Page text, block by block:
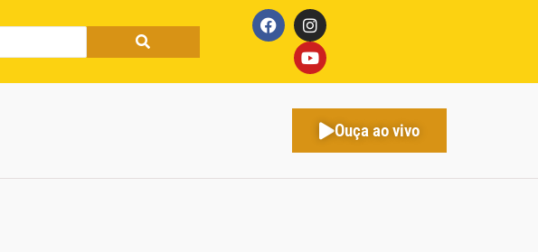
Ouça ao vivo